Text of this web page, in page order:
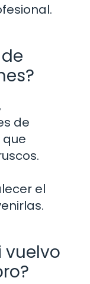
de
el
vuelvo